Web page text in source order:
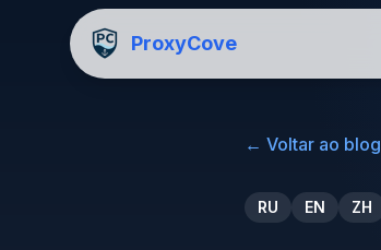
ProxyCove
← Voltar ao blog
RU EN ZH